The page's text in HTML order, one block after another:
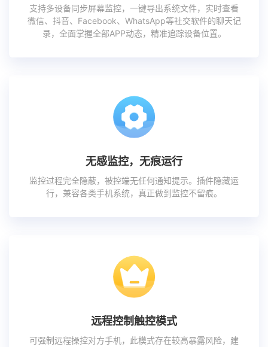
支持多设备同步屏幕监控，一键导出系统文件，实时查看
微信、抖音、Facebook、WhatsApp等社交软件的聊天记
录，全面掌握全部APP动态，精准追踪设备位置。
无感监控，无痕运行
监控过程完全隐蔽，被控端无任何通知提示。插件隐藏运
行，兼容各类手机系统，真正做到监控不留痕。
远程控制触控模式
可强制远程操控对方手机，此模式存在较高暴露风险，建